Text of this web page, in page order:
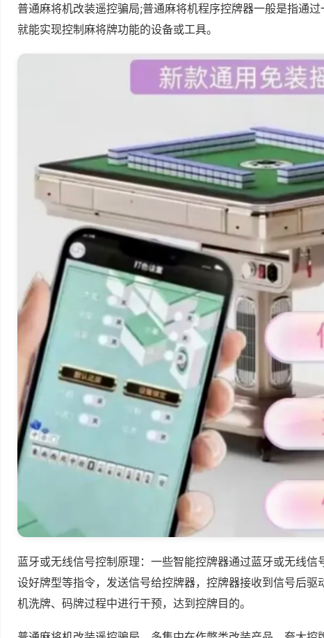
普通麻将机改装遥控骗局;普通麻将机程序控牌器一般是指通
就能实现控制麻将牌功能的设备或工具。
蓝牙或无线信号控制原理：一些智能控牌器通过蓝牙或无线
设好牌型等指令，发送信号给控牌器，控牌器接收到信号后
机洗牌、码牌过程中进行干预，达到控牌目的。